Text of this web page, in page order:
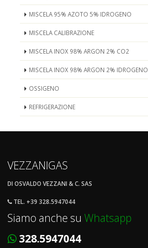
MISCELA 95% AZOTO 5% IDROGENO
MISCELA CALIBRAZIONE
MISCELA INOX 98% ARGON 2% CO2
MISCELA INOX 98% ARGON 2% IDROGENO
OSSIGENO
REFRIGERAZIONE
VEZZANIGAS
DI OSVALDO VEZZANI & C. SAS
TEL. +39 328.5947044
Siamo anche su Whatsapp
328.5947044